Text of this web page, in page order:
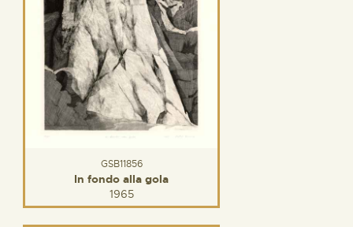
GSB11856
In fondo alla gola
1965